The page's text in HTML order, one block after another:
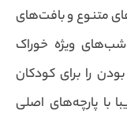
متنوع و بافت‌های
ویژه خوراک
را برای کودکان
با پارچه‌های اصلی